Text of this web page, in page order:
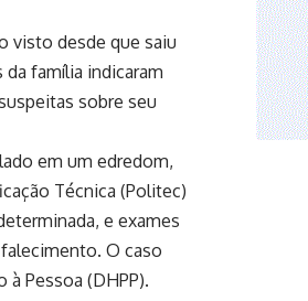
visto desde que saiu
da família indicaram
sobre seu
em um edredom,
Técnica (Politec)
e exames
O caso
Pessoa (DHPP).